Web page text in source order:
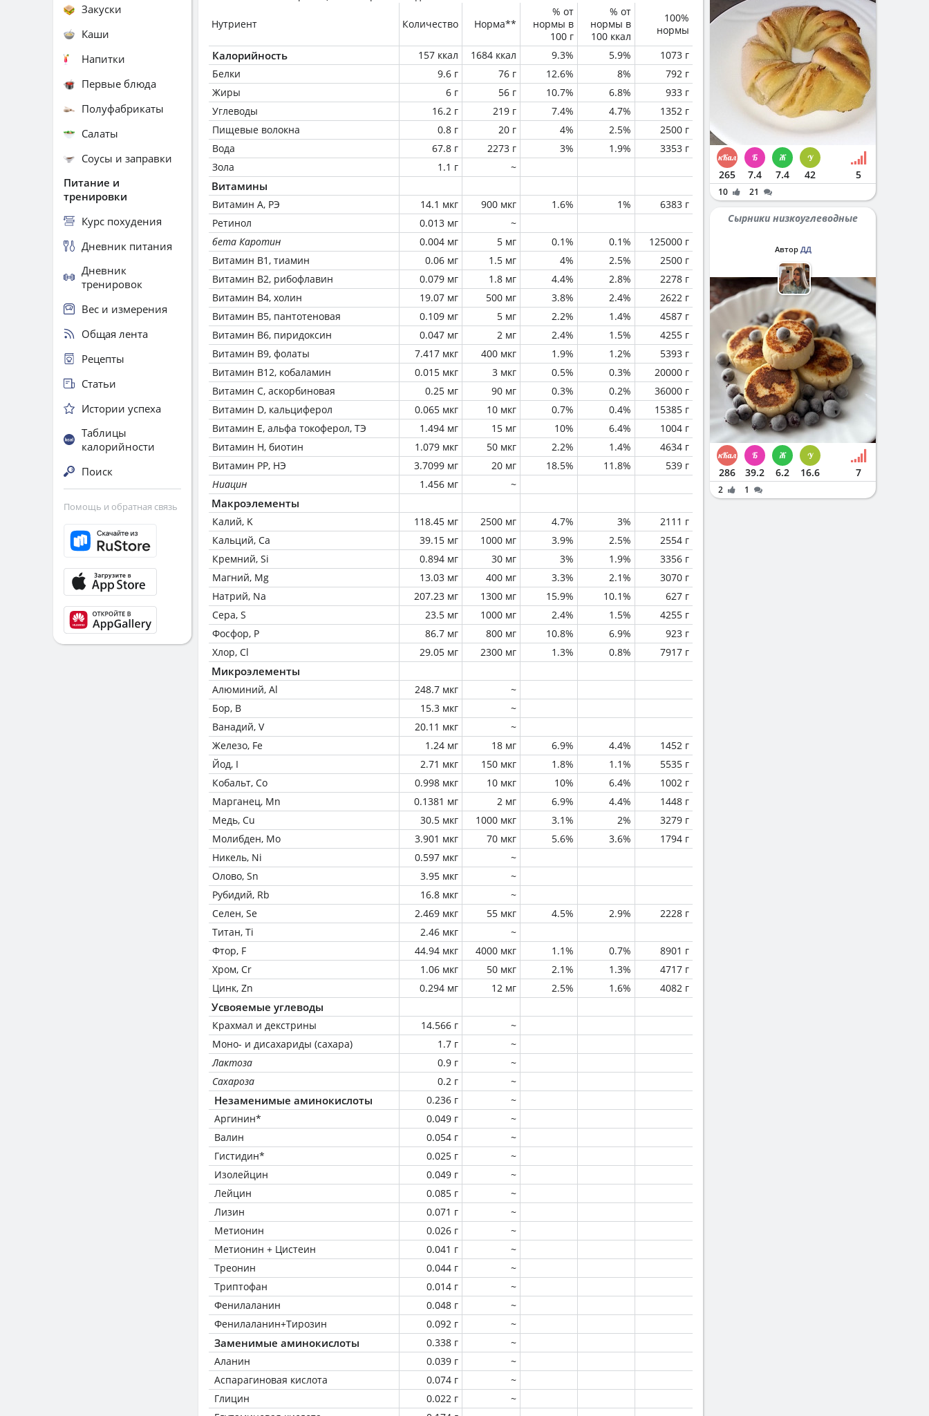
Нутриент Количество Норма**
% от
нормы в
100 г
% от
нормы в
100 ккал
100%
нормы
Калорийность 157 ккал 1684 ккал 9.3% 5.9%
1073 г
Белки
9.6 г 76 г 12.6% 8%
792 г
Жиры
6 г 56 г 10.7% 6.8%
933 г
Углеводы
16.2 г 219 г 7.4% 4.7%
1352 г
Пищевые волокна
0.8 г 20 г 4% 2.5%
2500 г
Вода
67.8 г 2273 г 3% 1.9%
3353 г
Зола
1.1 г ~
Витамины
Витамин А, РЭ 14.1 мкг 900 мкг 1.6% 1%
6383 г
Ретинол
0.013 мг
~
бета Каротин
0.004 мг 5 мг 0.1% 0.1%
125000 г
Витамин В1, тиамин
0.06 мг 1.5 мг 4% 2.5%
2500 г
Витамин В2, рибофлавин
0.079 мг 1.8 мг 4.4% 2.8%
2278 г
Витамин В4, холин
19.07 мг 500 мг 3.8% 2.4%
2622 г
Витамин В5, пантотеновая
0.109 мг 5 мг 2.2% 1.4%
4587 г
Витамин В6, пиридоксин
0.047 мг 2 мг 2.4% 1.5%
4255 г
Витамин В9, фолаты
7.417 мкг 400 мкг 1.9% 1.2%
5393 г
Витамин В12, кобаламин
0.015 мкг 3 мкг 0.5% 0.3%
20000 г
Витамин C, аскорбиновая
0.25 мг 90 мг 0.3% 0.2%
36000 г
Витамин D, кальциферол
0.065 мкг 10 мкг 0.7% 0.4%
15385 г
Витамин Е, альфа токоферол, ТЭ
1.494 мг 15 мг 10% 6.4%
1004 г
Витамин Н, биотин
1.079 мкг 50 мкг 2.2% 1.4%
4634 г
Витамин РР, НЭ
3.7099 мг 20 мг 18.5% 11.8%
539 г
Ниацин
1.456 мг ~
Макроэлементы
Калий, K 118.45 мг 2500 мг 4.7% 3%
2111 г
Кальций, Ca
39.15 мг 1000 мг 3.9% 2.5%
2554 г
Кремний, Si
0.894 мг 30 мг 3% 1.9%
3356 г
Магний, Mg
13.03 мг 400 мг 3.3% 2.1%
3070 г
Натрий, Na
207.23 мг 1300 мг 15.9% 10.1%
627 г
Сера, S
23.5 мг 1000 мг 2.4% 1.5%
4255 г
Фосфор, P
86.7 мг 800 мг 10.8% 6.9%
923 г
Хлор, Cl
29.05 мг 2300 мг 1.3% 0.8% 7917 г
Микроэлементы
Алюминий, Al 248.7 мкг
~
Бор, B
15.3 мкг
~
Ванадий, V
20.11 мкг
~
Железо, Fe
1.24 мг 18 мг 6.9% 4.4%
1452 г
Йод, I
2.71 мкг 150 мкг 1.8% 1.1%
5535 г
Кобальт, Co
0.998 мкг 10 мкг 10% 6.4%
1002 г
Марганец, Mn
0.1381 мг 2 мг 6.9% 4.4%
1448 г
Медь, Cu
30.5 мкг 1000 мкг 3.1% 2%
3279 г
Молибден, Mo
3.901 мкг 70 мкг 5.6% 3.6%
1794 г
Никель, Ni
0.597 мкг
~
Олово, Sn
3.95 мкг
~
Рубидий, Rb
16.8 мкг
~
Селен, Se
2.469 мкг 55 мкг 4.5% 2.9%
2228 г
Титан, Ti
2.46 мкг
~
Фтор, F
44.94 мкг 4000 мкг 1.1% 0.7%
8901 г
Хром, Cr
1.06 мкг 50 мкг 2.1% 1.3%
4717 г
Цинк, Zn
0.294 мг 12 мг 2.5% 1.6% 4082 г
Усвояемые углеводы
Крахмал и декстрины 14.566 г
~
Моно- и дисахариды (сахара)
1.7 г
~
Лактоза
0.9 г
~
Сахароза
0.2 г ~
Незаменимые аминокислоты 0.236 г
~
Аргинин*
0.049 г
~
Валин
0.054 г
~
Гистидин*
0.025 г
~
Изолейцин
0.049 г
~
Лейцин
0.085 г
~
Лизин
0.071 г
~
Метионин
0.026 г
~
Метионин + Цистеин
0.041 г
~
Треонин
0.044 г
~
Триптофан
0.014 г
~
Фенилаланин
0.048 г
~
Фенилаланин+Тирозин
0.092 г ~
Заменимые аминокислоты 0.338 г
~
Аланин
0.039 г
~
Аспарагиновая кислота
0.074 г
~
Глицин
0.022 г
~
Закуски
Каши
Напитки
Первые блюда
Полуфабрикаты
Салаты
Соусы и заправки
Питание и
тренировки
Курс похудения
Дневник питания
Дневник
тренировок
Вес и измерения
Общая лента
Рецепты
Статьи
Истории успеха
Таблицы
калорийности
Поиск
Помощь и обратная связь
265 7.4 7.4 42 5
10 21
Сырники низкоуглеводные
Автор ДД
286 39.2 6.2 16.6 7
2 1